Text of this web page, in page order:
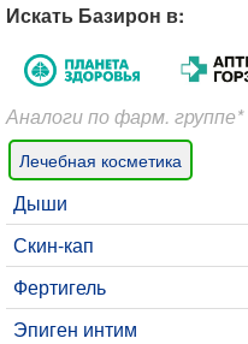
Искать Базирон в:
Аналоги по фарм. группе*
Лечебная косметика
Дыши
Скин-кап
Фертигель
Эпиген интим